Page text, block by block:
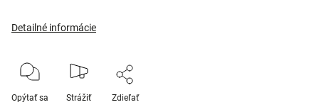
Detailné informácie
Opýtať sa Strážiť Zdieľať